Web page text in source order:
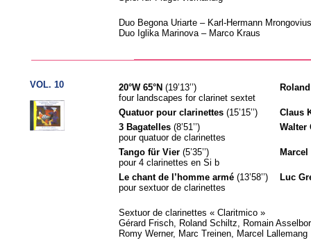
Duo Begona Uriarte – Karl-Hermann Mrongovius
Duo Iglika Marinova – Marco Kraus
VOL. 10 20°W 65°N (19’13’’)
four landscapes for clarinet sextet
Quatuor pour clarinettes (15’15’’)
Claus
3 Bagatelles (8’51’’)
pour quatuor de clarinettes
Walter
Tango für Vier (5’35’’)
pour 4 clarinettes en Si b
Le chant de l’homme armé (13’58’’)
pour sextuor de clarinettes
Luc
Sextuor de clarinettes « Claritmico »
Gérard Frisch, Roland Schiltz, Romain
Romy Werner, Marc Treinen, Marcel Lallemang